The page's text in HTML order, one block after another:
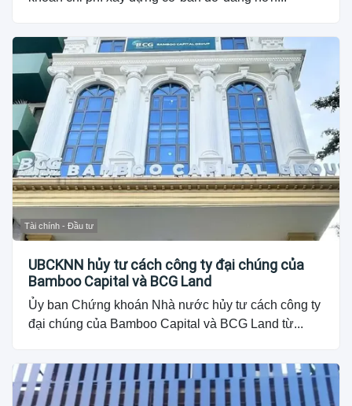
Tài chính - Đầu tư
UBCKNN hủy tư cách công ty đại chúng của
Bamboo Capital và BCG Land
Ủy ban Chứng khoán Nhà nước hủy tư cách công ty
đại chúng của Bamboo Capital và BCG Land từ...